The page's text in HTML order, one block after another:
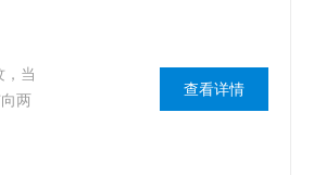
，当
两
查看详情